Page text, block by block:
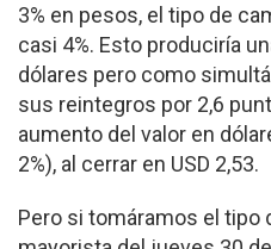
3% en pesos, el tipo de
casi 4%. Esto produciría
dólares pero como
sus reintegros por 2,6
aumento del valor en
2%), al cerrar en USD 2,53.
Pero si tomáramos el tipo